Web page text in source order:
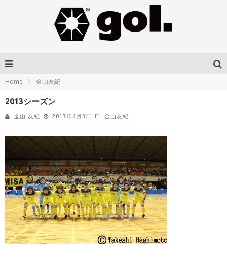
Home 金山友紀
2013シーズン
金山 友紀 2013年6月3日 金山友紀